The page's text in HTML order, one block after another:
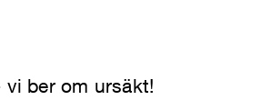
ber om ursäkt!